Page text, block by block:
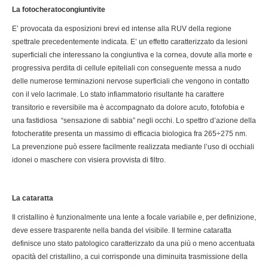
La fotocheratocongiuntivite
E’ provocata da esposizioni brevi ed intense alla RUV della regione
spettrale precedentemente indicata. E’ un effetto caratterizzato da lesioni
superficiali che interessano la congiuntiva e la cornea, dovute alla morte e
progressiva perdita di cellule epiteliali con conseguente messa a nudo
delle numerose terminazioni nervose superficiali che vengono in contatto
con il velo lacrimale. Lo stato infiammatorio risultante ha carattere
transitorio e reversibile ma è accompagnato da dolore acuto, fotofobia e
una fastidiosa “sensazione di sabbia” negli occhi. Lo spettro d’azione della
fotocheratite presenta un massimo di efficacia biologica fra 265÷275 nm.
La prevenzione può essere facilmente realizzata mediante l’uso di occhiali
idonei o maschere con visiera provvista di filtro.
La cataratta
Il cristallino è funzionalmente una lente a focale variabile e, per definizione,
deve essere trasparente nella banda del visibile. Il termine cataratta
definisce uno stato patologico caratterizzato da una più o meno accentuata
opacità del cristallino, a cui corrisponde una diminuita trasmissione della